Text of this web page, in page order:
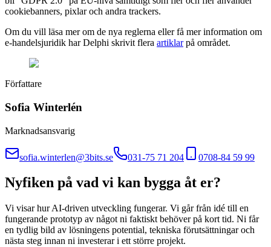
cookiebanners, pixlar och andra trackers.
Om du vill läsa mer om de nya reglerna eller få mer information om
e-handelsjuridik har Delphi skrivit flera artiklarpå området.
Författare
Sofia Winterlén
Marknadsansvarig
sofia.winterlen@3bits.se 031-75 71 204 0708-84 59 99
Nyfiken på vad vi kan bygga åt er?
Vi visar hur AI-driven utveckling fungerar. Vi går från idé till en
fungerande prototyp av något ni faktiskt behöver på kort tid. Ni får
en tydlig bild av lösningens potential, tekniska förutsättningar och
nästa steg innan ni investerar i ett större projekt.